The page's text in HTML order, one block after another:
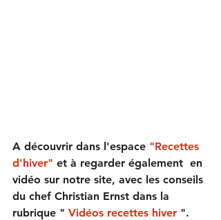
A découvrir dans l'espace "Recettes
d'hiver" et à regarder également  en
vidéo sur notre site, avec les conseils
du chef Christian Ernst dans la
rubrique " Vidéos recettes hiver ".